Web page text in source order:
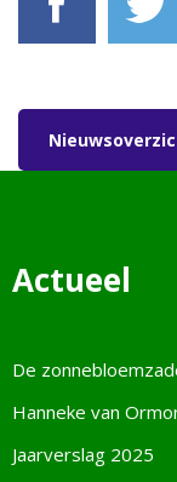
Actueel
De
Hanneke van
Jaarverslag 2025